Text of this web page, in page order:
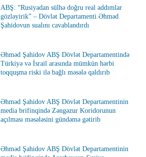
ABŞ: “Rusiyadan sülhə doğru real addımlar
gözləyirik” – Dövlət Departamenti Əhməd
Şahidovun sualını cavablandırdı
Əhməd Şahidov ABŞ Dövlət Departamentində
Türkiyə və İsrail arasında mümkün hərbi
toqquşma riski ilə bağlı məsələ qaldırıb
Əhməd Şahidov ABŞ Dövlət Departamentinin
media brifinqində Zəngəzur Koridorunun
açılması məsələsini gündəmə gətirib
Əhməd Şahidov ABŞ Dövlət Departamentinin